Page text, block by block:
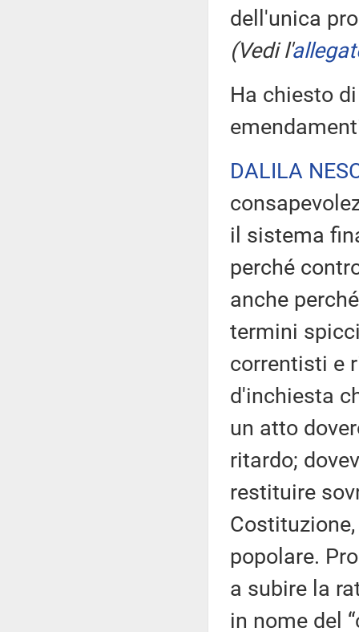
dell'unica
(Vedi l'
Ha chiesto
DALILA
il sistema
perché
anche
termini
correntisti e
d'inchiesta
un atto
ritardo;
restituire
popolare.
a subire la
in nome del